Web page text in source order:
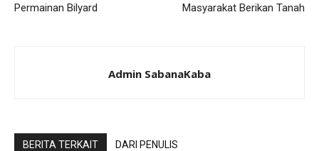
Permainan Bilyard
Masyarakat Berikan Tanah
Admin SabanaKaba
BERITA TERKAIT DARI PENULIS